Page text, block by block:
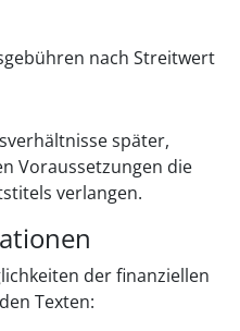
nach Streitwert
später,
Voraussetzungen die
verlangen.
der finanziellen
Texten: